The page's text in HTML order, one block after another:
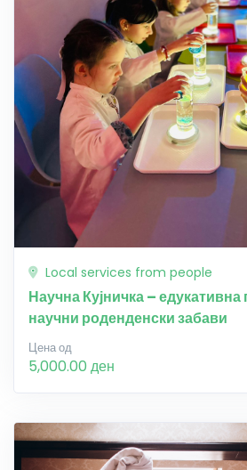
Local services from people
Научна Кујничка –
научни роденденски забави
Цена од
5,000.00 ден